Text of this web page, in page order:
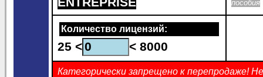
пособия
Количество лицензий:
25 < < 8000
Категорически запрещено к перепродаже!